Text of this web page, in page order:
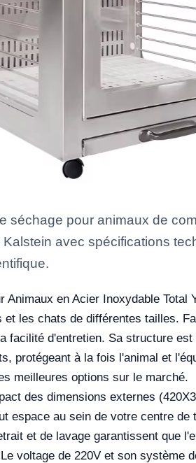
séchage pour animaux de
Kalstein avec spécifications
Animaux en Acier Inoxydable
et les chats de différentes tailles.
facilité d'entretien. Sa structure
protégeant à la fois l'animal et
meilleures options sur le marché.
des dimensions externes
espace au sein de votre centre
et de lavage garantissent que
voltage de 220V et son système